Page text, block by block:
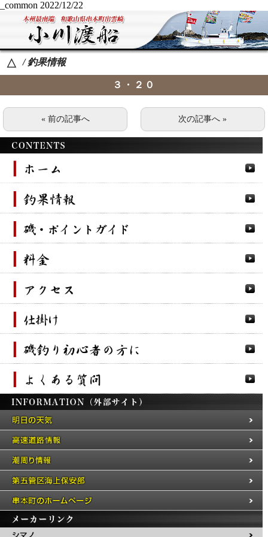
_common 2022/12/22
△ / 釣果情報
３・２０
« 前の記事へ 次の記事へ »